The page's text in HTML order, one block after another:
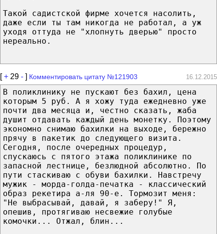
Такой садистской фирме хочется насолить,
даже если ты там никогда не работал, а уж
уходя оттуда не "хлопнуть дверью" просто
нереально.
[+ 29 - ] Комментировать цитату №121903 16.12.2015
В поликлинику не пускают без бахил, цена
которым 5 руб. А я хожу туда ежедневно уже
почти два месяца и, честно сказать, жаба
душит отдавать каждый день монетку. Поэтому
экономно снимаю бахилки на выходе, бережно
прячу в пакетик до следующего визита.
Сегодня, после очередных процедур,
спускаюсь с пятого этажа поликлинике по
запасной лестнице, безлюдной абсолютно. По
пути стаскиваю с обуви бахилки. Навстречу
мужик - морда-голда-печатка - классический
образ рекетира а-ля 90-е. Тормозит меня:
"Не выбрасывай, давай, я заберу!" Я,
опешив, протягиваю несвежие голубые
комочки... Отжал, блин...